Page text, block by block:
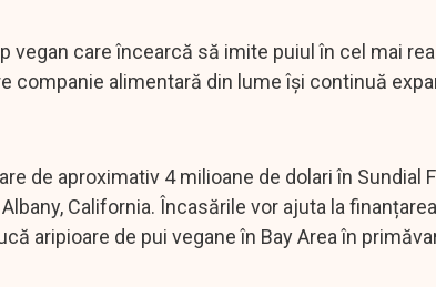
vegan care încearcă să imite puiul în cel mai
companie alimentară din lume își continuă
de aproximativ 4 milioane de dolari în Sundial
California. Încasările vor ajuta la
aripioare de pui vegane în Bay Area în